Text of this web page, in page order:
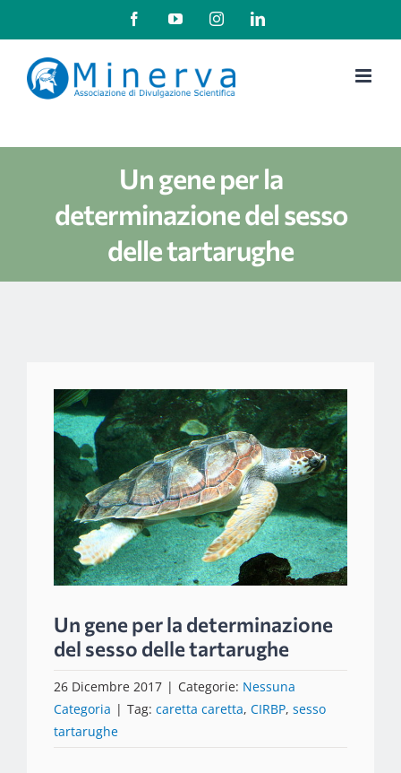
contenuto
FacebookYouTubeInstagramLinkedIn
Un gene per la
determinazione del sesso
delle tartarughe
Ingrandisci
immagine
Un gene per la determinazione
del sesso delle tartarughe
26 Dicembre 2017 | Categorie: Nessuna
Categoria | Tag: caretta caretta, CIRBP, sesso
tartarughe